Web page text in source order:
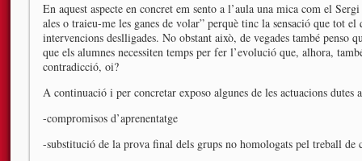
En aquest aspecte en concret em sento a l’aula una mica com el
ales o traieu-me les ganes de volar” perquè tinc la sensació que tot
intervencions deslligades. No obstant això, de vegades també penso
que els alumnes necessiten temps per fer l’evolució que, alhora,
contradicció, oi?
A continuació i per concretar exposo algunes de les actuacions dutes
-compromisos d’aprenentatge
-substitució de la prova final dels grups no homologats pel treball de